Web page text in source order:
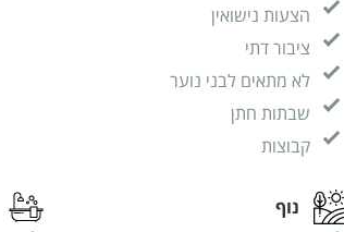
הצעות נישואין
ציבור דתי
לא מתאים לבני נוער
שבתות חתן
קבוצות
נוף